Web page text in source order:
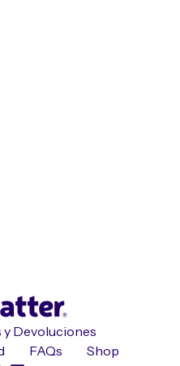
y Devoluciones
FAQs Shop